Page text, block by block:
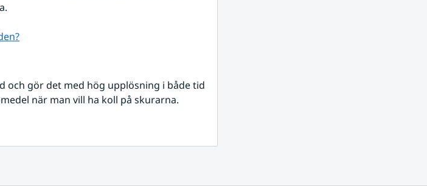
och gör det med hög upplösning i både tid
när man vill ha koll på skurarna.